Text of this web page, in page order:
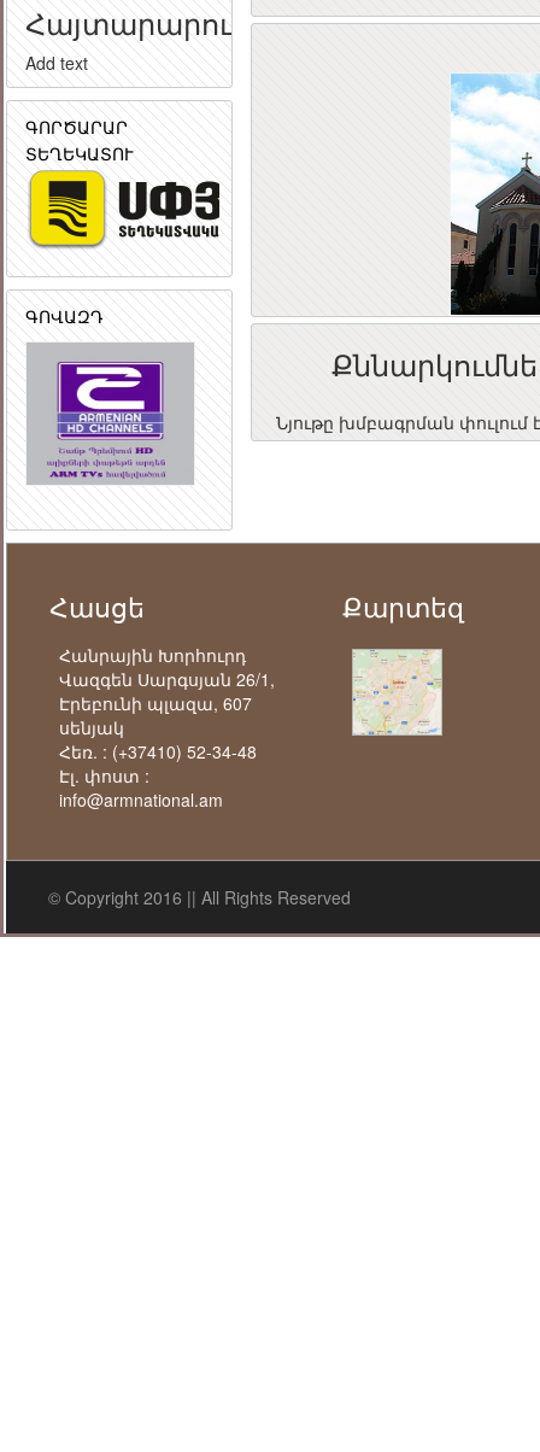
Հայտարարություն
Add text
ԳՈՐԾԱՐԱՐ
ՏԵՂԵԿԱՏՈՒ
ԳՈՎԱԶԴ
Նյութը խմբագրման փուլում է
Հասցե
Հանրային Խորհուրդ
Վազգեն Սարգսյան 26/1,
Էրեբունի պլազա, 607
սենյակ
Հեռ. : (+37410) 52-34-48
Էլ. փոստ :
info@armnational.am
Քարտեզ
© Copyright 2016 || All Rights Reserved